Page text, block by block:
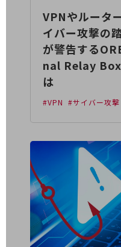
キーワードで探す
モバイルTOP
法人向けスマホ・携帯に関する、
おすすめの機種、料金やサービスを
タフネススマートフォン
データ通信製品
ドコモケータイ
5G対応ホームルーター
通信モジュール製品
VPNやルータ
イバー攻撃の
が警告する
nal Relay Box
は
#VPN #サイバー攻撃